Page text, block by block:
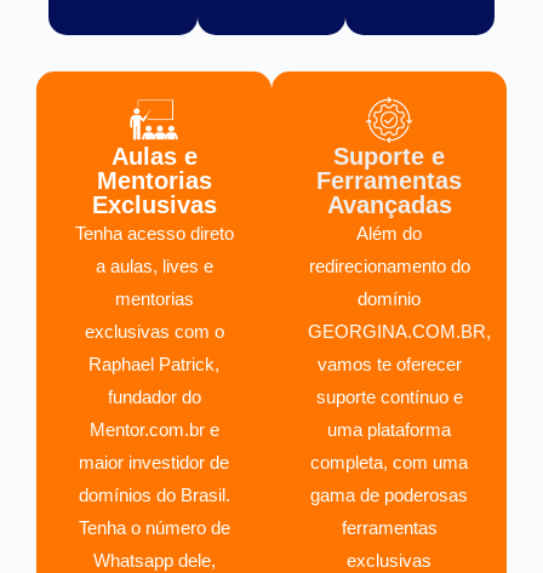
Aulas e
Mentorias
Exclusivas
Tenha acesso direto
a aulas, lives e
mentorias
exclusivas com o
Raphael Patrick,
fundador do
Mentor.com.br e
maior investidor de
domínios do Brasil.
Tenha o número de
Whatsapp dele,
Suporte e
Ferramentas
Avançadas
Além do
redirecionamento do
domínio
GEORGINA.COM.BR,
vamos te oferecer
suporte contínuo e
uma plataforma
completa, com uma
gama de poderosas
ferramentas
exclusivas